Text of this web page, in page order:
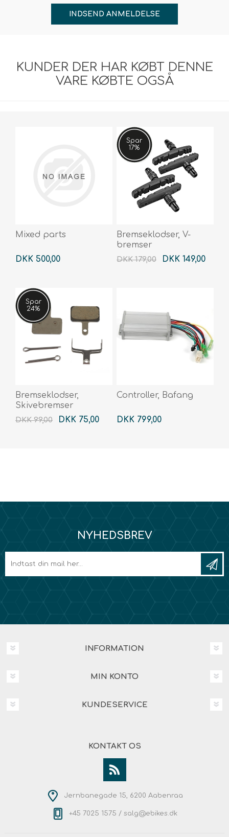
INDSEND ANMELDELSE
KUNDER DER HAR KØBT DENNE
VARE KØBTE OGSÅ
Mixed parts
DKK 500,00
Spar
17%
Bremseklodser, V-
bremser
DKK 179,00 DKK 149,00
Spar
24%
Bremseklodser,
Skivebremser
DKK 99,00 DKK 75,00
Controller, Bafang
DKK 799,00
NYHEDSBREV
INFORMATION
MIN KONTO
KUNDESERVICE
KONTAKT OS
Jernbanegade 15, 6200 Aabenraa
+45 7025 1575 / salg@ebikes.dk